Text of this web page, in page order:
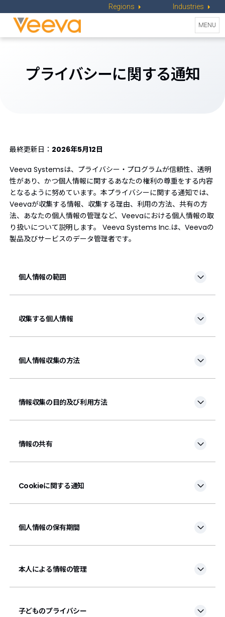
Regions Industries
Toggle
MENU
プライバシーに関する通知
最終更新日： 2026年5月12日
Veeva Systemsは、プライバシー・プログラムが信頼性、透明
性があり、かつ個人情報に関するあなたの権利の尊重をする内容
となるように努めています。本プライバシーに関する通知では、
Veevaが収集する情報、収集する理由、利用の方法、共有の方
法、あなたの個人情報の管理など、Veevaにおける個人情報の取
り扱いについて説明します。 Veeva Systems Inc.は、Veevaの
製品及びサービスのデータ管理者です。
個人情報の範囲
収集する個人情報
個人情報収集の方法
情報収集の目的及び利用方法
情報の共有
Cookieに関する通知
個人情報の保有期間
本人による情報の管理
子どものプライバシー